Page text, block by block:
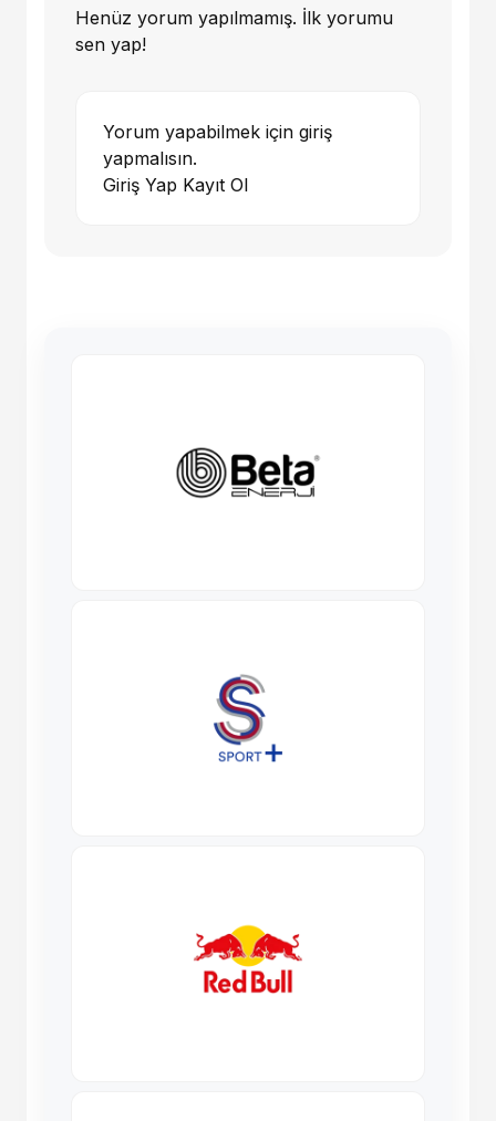
Henüz yorum yapılmamış. İlk yorumu
sen yap!
Yorum yapabilmek için giriş
yapmalısın.
Giriş Yap Kayıt Ol